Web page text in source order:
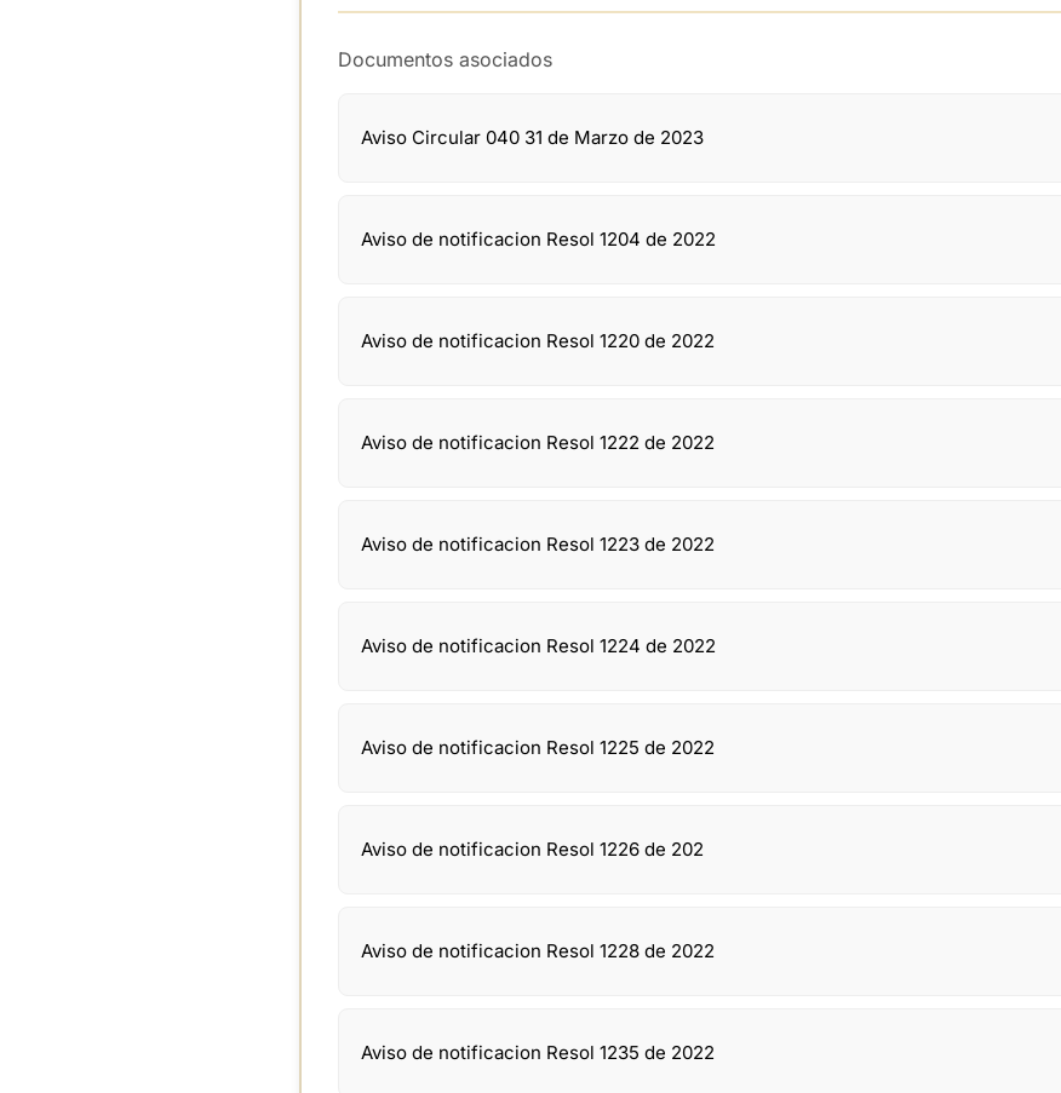
Documentos asociados
Aviso Circular 040 31 de Marzo de 2023
Aviso de notificacion Resol 1204 de 2022
Aviso de notificacion Resol 1220 de 2022
Aviso de notificacion Resol 1222 de 2022
Aviso de notificacion Resol 1223 de 2022
Aviso de notificacion Resol 1224 de 2022
Aviso de notificacion Resol 1225 de 2022
Aviso de notificacion Resol 1226 de 202
Aviso de notificacion Resol 1228 de 2022
Aviso de notificacion Resol 1235 de 2022